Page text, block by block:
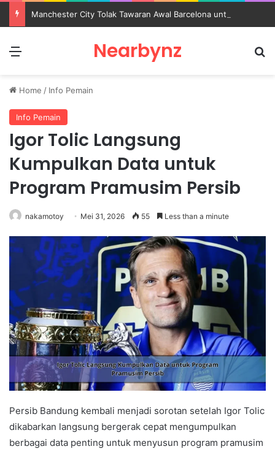
Nearbynz
Home / Info Pemain
Info Pemain
Igor Tolic Langsung
Kumpulkan Data untuk
Program Pramusim Persib
nakamotoy Mei 31, 2026 55 Less than a minute
Persib Bandung kembali menjadi sorotan setelah Igor Tolic
dikabarkan langsung bergerak cepat mengumpulkan
berbagai data penting untuk menyusun program pramusim